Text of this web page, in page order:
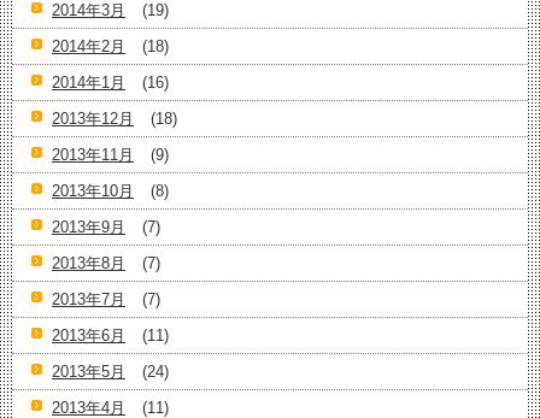
2014年3月
(19)
2014年2月
(18)
2014年1月
(16)
2013年12月
(18)
2013年11月
(9)
2013年10月
(8)
2013年9月
(7)
2013年8月
(7)
2013年7月
(7)
2013年6月
(11)
2013年5月
(24)
2013年4月
(11)